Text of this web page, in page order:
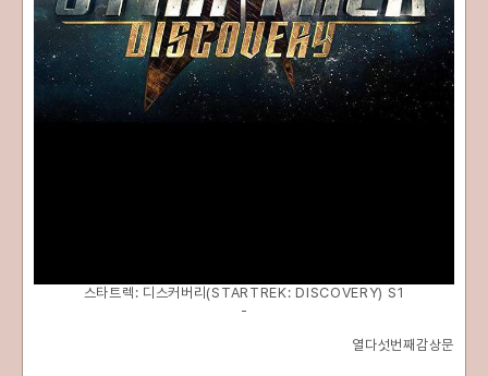
스타트렉: 디스커버리(STARTREK: DISCOVERY) S1
-
열다섯번째감상문